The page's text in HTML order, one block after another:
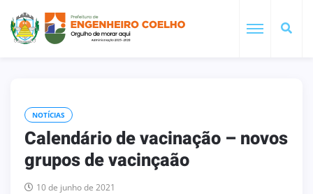
NOTÍCIAS
Calendário de vacinação – novos
grupos de vacinçaão
10 de junho de 2021